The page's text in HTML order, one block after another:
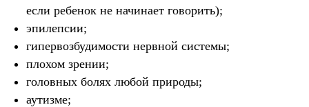
если ребенок не начинает говорить);
эпилепсии;
гипервозбудимости нервной системы;
плохом зрении;
головных болях любой природы;
аутизме;